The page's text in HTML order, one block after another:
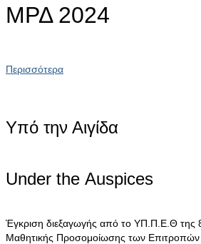
ΜΡΔ 2024
Περισσότερα
Υπό την Αιγίδα
Under the Αuspices
Έγκριση διεξαγωγής από το ΥΠ.Π.Ε.Θ της
Μαθητικής Προσομοίωσης των Επιτροπών